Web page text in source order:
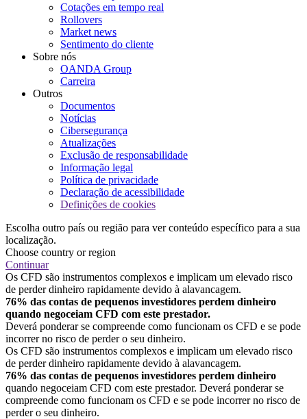
Cotações em tempo real
Rollovers
Market news
Sentimento do cliente
Sobre nós
OANDA Group
Carreira
Outros
Documentos
Notícias
Cibersegurança
Atualizações
Exclusão de responsabilidade
Informação legal
Política de privacidade
Declaração de acessibilidade
Definições de cookies
Escolha outro país ou região para ver conteúdo específico para a sua
localização.
Choose country or region
Continuar
Os CFD são instrumentos complexos e implicam um elevado risco
de perder dinheiro rapidamente devido à alavancagem.
76% das contas de pequenos investidores perdem dinheiro
quando negoceiam CFD com este prestador.
Deverá ponderar se compreende como funcionam os CFD e se pode
incorrer no risco de perder o seu dinheiro.
Os CFD são instrumentos complexos e implicam um elevado risco
de perder dinheiro rapidamente devido à alavancagem.
76% das contas de pequenos investidores perdem dinheiro
quando negoceiam CFD com este prestador. Deverá ponderar se
compreende como funcionam os CFD e se pode incorrer no risco de
perder o seu dinheiro.